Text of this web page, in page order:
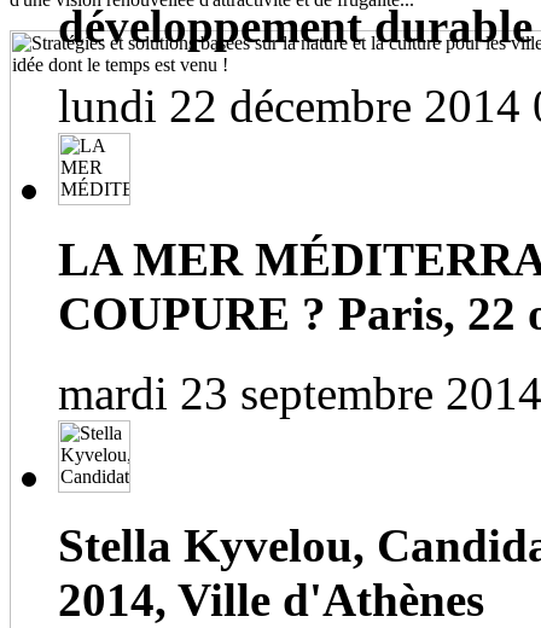
développement
lundi 22 décembre 2014
LA MER
COUPURE ? Paris, 22
mardi 23 septembre
Stella Kyvelou,
2014, Ville d'Athènes